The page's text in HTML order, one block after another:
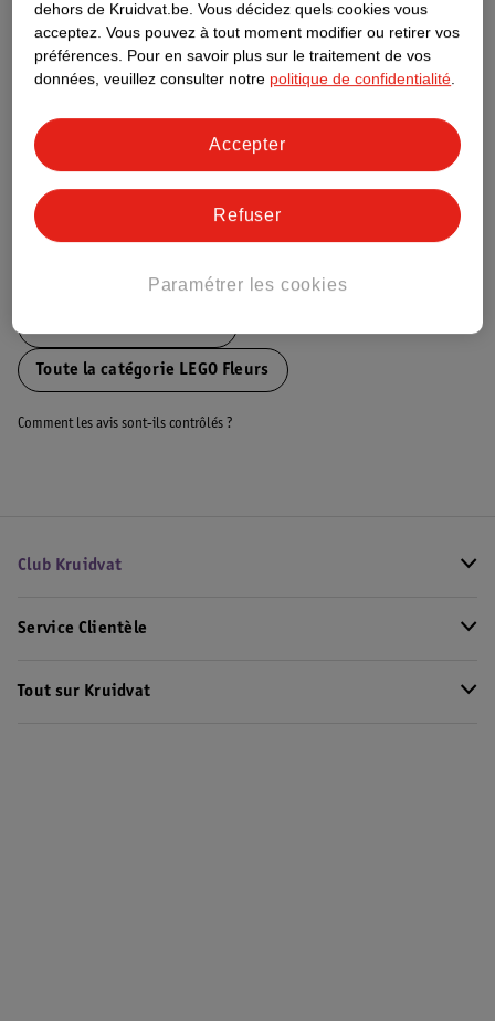
Nature Impact Score
Ce produit n’a (pas encore) de "Nature
Impact Score".
Informations sur la commande et la livraison
Toute la catégorie LEGO Fleurs
Comment les avis sont-ils contrôlés ?
Club Kruidvat
Service Clientèle
Tout sur Kruidvat
dehors de Kruidvat.be. Vous décidez quels cookies vous
acceptez. Vous pouvez à tout moment modifier ou retirer vos
préférences. Pour en savoir plus sur le traitement de vos
données, veuillez consulter notre politique de confidentialité.
Paramétrer les cookies
Refuser
Accepter